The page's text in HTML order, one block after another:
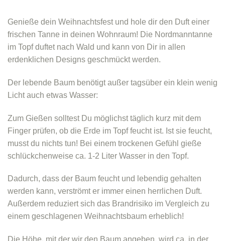
Genieße dein Weihnachtsfest und hole dir den Duft einer
frischen Tanne in deinen Wohnraum! Die Nordmanntanne
im Topf duftet nach Wald und kann von Dir in allen
erdenklichen Designs geschmückt werden.
Der lebende Baum benötigt außer tagsüber ein klein wenig
Licht auch etwas Wasser:
Zum Gießen solltest Du möglichst täglich kurz mit dem
Finger prüfen, ob die Erde im Topf feucht ist. Ist sie feucht,
musst du nichts tun! Bei einem trockenen Gefühl gieße
schlückchenweise ca. 1-2 Liter Wasser in den Topf.
Dadurch, dass der Baum feucht und lebendig gehalten
werden kann, verströmt er immer einen herrlichen Duft.
Außerdem reduziert sich das Brandrisiko im Vergleich zu
einem geschlagenen Weihnachtsbaum erheblich!